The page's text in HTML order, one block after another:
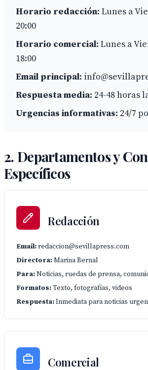
Horario redacción: Lunes a
20:00
Horario comercial: Lunes a
18:00
Email principal:
Respuesta media: 24-48 horas
Urgencias informativas: 24/7
2. Departamentos y
Específicos
Redacción
Email:redaccion@sevillapress.com
Directora:Marina Bernal
Para:Noticias, ruedas de prensa,
Formatos:Texto, fotografías, videos
Respuesta:Inmediata para noticias
Comercial